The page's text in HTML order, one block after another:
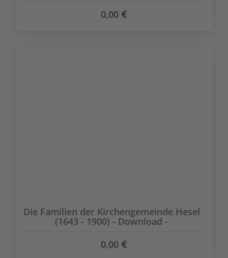
0,00
Die Familien der Kirchengemeinde Hesel
(1643 - 1900) - Download -
0,00